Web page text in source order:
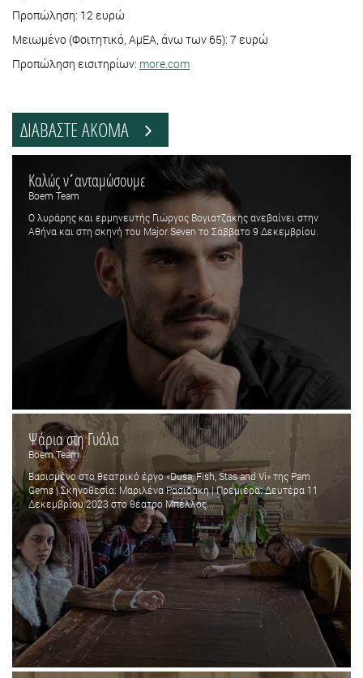
Προπώληση: 12 ευρώ
Μειωμένο (Φοιτητικό, ΑμΕΑ, άνω των 65): 7 ευρώ
Προπώληση εισιτηρίων: more.com
ΔΙΑΒΑΣΤΕ ΑΚΟΜΑ
Καλώς ν΄ανταμώσουμε
Boem Team
Ο λυράρης και ερμηνευτής Γιώργος Βογιατζάκης ανεβαίνει στην
Αθήνα και στη σκηνή του Major Seven το Σάββατο 9 Δεκεμβρίου.
Ψάρια στη Γυάλα
Boem Team
Βασισμένο στο θεατρικό έργο «Dusa, Fish, Stas and Vi» της Pam
Gems | Σκηνοθεσία: Μαριλένα Ρασιδάκη | Πρεμιέρα: Δευτέρα 11
Δεκεμβρίου 2023 στο θέατρο Μπέλλος...